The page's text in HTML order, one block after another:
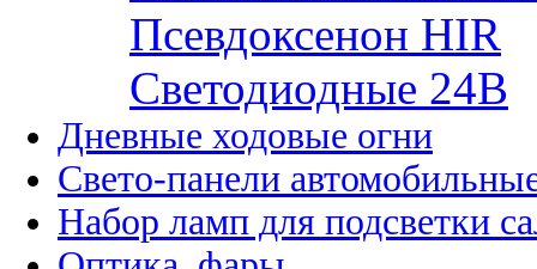
Псевдоксенон HIR
Cветодиодные 24B
Дневные ходовые огни
Свето-панели
Набор ламп для подсветки